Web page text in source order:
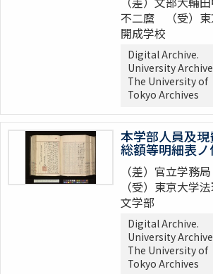
不二麿 （受）東
開成学校
Digital Archive.
University
The University of
Tokyo Archives
本学部人員及現
総額等明細表ノ
（差）官立学務局
（受）東京大学
文学部
Digital Archive.
University
The University of
Tokyo Archives